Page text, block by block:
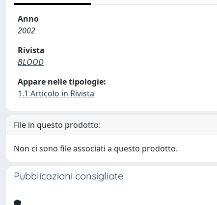
Anno
2002
Rivista
BLOOD
Appare nelle tipologie:
1.1 Articolo in Rivista
File in questo prodotto:
Non ci sono file associati a questo prodotto.
Pubblicazioni consigliate